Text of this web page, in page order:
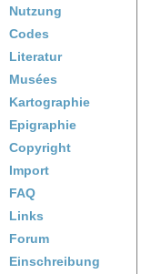
Nutzung
Codes
Literatur
Musées
Kartographie
Epigraphie
Copyright
Import
FAQ
Links
Forum
Einschreibung